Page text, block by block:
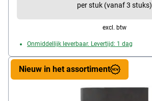
per stuk (vanaf 3 stuks)
excl. btw
Onmiddellijk leverbaar. Levertijd: 1 dag
Nieuw in het assortiment